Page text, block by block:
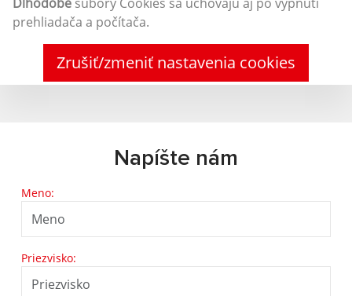
prehliadača a počítača.
Zrušiť/zmeniť nastavenia cookies
Napíšte nám
Meno:
Priezvisko: